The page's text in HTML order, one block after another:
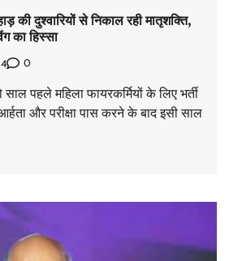
दुश्वारियों से निकाल रही मातृशक्ति,
का हिस्सा
0
साल पहले महिला फायरकर्मियों के लिए भर्ती
और परीक्षा पास करने के बाद इसी साल